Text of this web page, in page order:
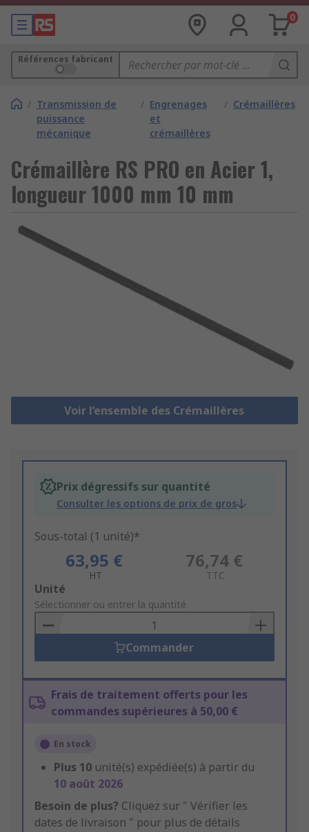
0
Références fabricant
/ Transmission de
puissance
mécanique
/ Engrenages
et
crémaillères
/ Crémaillères
Crémaillère RS PRO en Acier 1,
longueur 1000 mm 10 mm
Voir l’ensemble des Crémaillères
Prix dégressifs sur quantité
Consulter les options de prix de gros
Sous-total (1 unité)*
63,95 €
HT
76,74 €
TTC
Add
to
Basket
Unité
Sélectionner ou entrer la quantité
Commander
Frais de traitement offerts pour les
commandes supérieures à 50,00 €
En stock
Plus 10 unité(s) expédiée(s) à partir du
10 août 2026
Besoin de plus? Cliquez sur " Vérifier les
dates de livraison " pour plus de détails